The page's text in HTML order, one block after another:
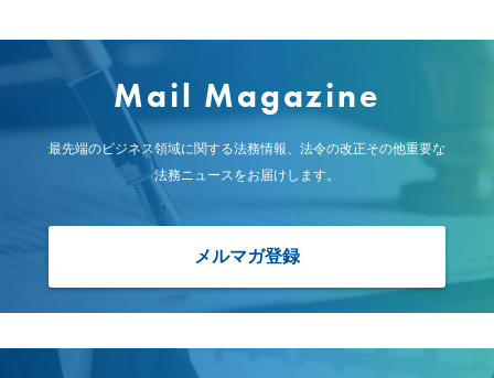
’
s
o
所
ー
Mail Magazine
最先端のビジネス領域に関する法務情報、 法令の改正その他重要な
法務ニュースをお届けします。
メルマガ登録